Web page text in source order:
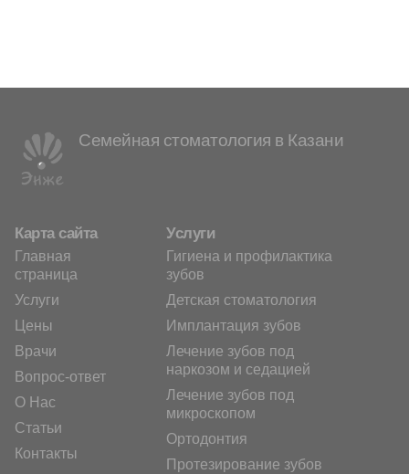
Семейная стоматология в Казани
Карта сайта
Главная
страница
Услуги
Цены
Врачи
Вопрос-ответ
О Нас
Статьи
Контакты
Услуги
Гигиена и профилактика
зубов
Детская стоматология
Имплантация зубов
Лечение зубов под
наркозом и седацией
Лечение зубов под
микроскопом
Ортодонтия
Протезирование зубов